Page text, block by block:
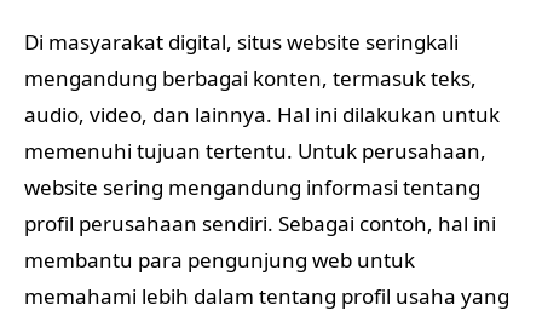
Di masyarakat digital, situs website seringkali
mengandung berbagai konten, termasuk teks,
audio, video, dan lainnya. Hal ini dilakukan untuk
memenuhi tujuan tertentu. Untuk perusahaan,
website sering mengandung informasi tentang
profil perusahaan sendiri. Sebagai contoh, hal ini
membantu para pengunjung web untuk
memahami lebih dalam tentang profil usaha yang